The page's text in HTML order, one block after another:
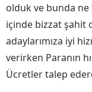
olduk ve bunda ne
içinde bizzat şahit
adaylarımıza iyi
verirken Paranın
Ücretler talep